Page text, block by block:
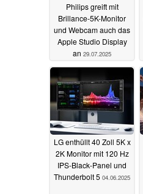
Philips greift mit
Brillance-5K-Monitor
und Webcam auch das
Apple Studio Display
an 29.07.2025
LG enthüllt 40 Zoll 5K x
2K Monitor mit 120 Hz
IPS-Black-Panel und
Thunderbolt 5 04.06.2025